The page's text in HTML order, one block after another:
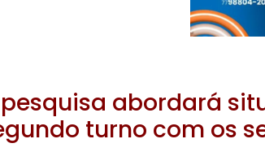
abordará
turno com os